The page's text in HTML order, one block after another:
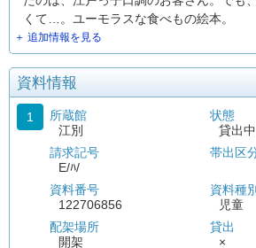
くて…。ユーモラスな食べもの絵本。
＋ 追加情報を見る
資料情報
1
所蔵館
江別
請求記号
E/ﾊ/
資料番号
122706856
配架場所
開架
状態
貸出中
帯出区
資料種別
児童
貸出
×